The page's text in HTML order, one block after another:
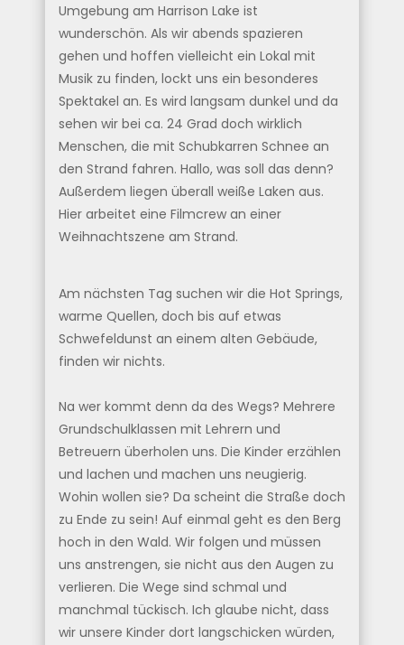
Umgebung am Harrison Lake ist
wunderschön. Als wir abends spazieren
gehen und hoffen vielleicht ein Lokal mit
Musik zu finden, lockt uns ein besonderes
Spektakel an. Es wird langsam dunkel und da
sehen wir bei ca. 24 Grad doch wirklich
Menschen, die mit Schubkarren Schnee an
den Strand fahren. Hallo, was soll das denn?
Außerdem liegen überall weiße Laken aus.
Hier arbeitet eine Filmcrew an einer
Weihnachtszene am Strand.
Am nächsten Tag suchen wir die Hot Springs,
warme Quellen, doch bis auf etwas
Schwefeldunst an einem alten Gebäude,
finden wir nichts.
Na wer kommt denn da des Wegs? Mehrere
Grundschulklassen mit Lehrern und
Betreuern überholen uns. Die Kinder erzählen
und lachen und machen uns neugierig.
Wohin wollen sie? Da scheint die Straße doch
zu Ende zu sein! Auf einmal geht es den Berg
hoch in den Wald. Wir folgen und müssen
uns anstrengen, sie nicht aus den Augen zu
verlieren. Die Wege sind schmal und
manchmal tückisch. Ich glaube nicht, dass
wir unsere Kinder dort langschicken würden,